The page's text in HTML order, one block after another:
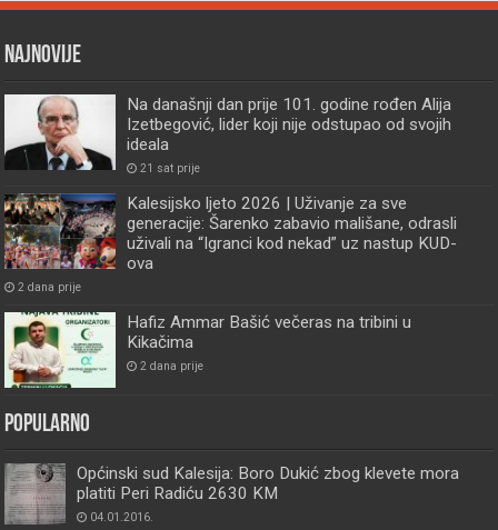
Najnovije
Na današnji dan prije 101. godine rođen Alija
Izetbegović, lider koji nije odstupao od svojih
ideala
21 sat prije
Kalesijsko ljeto 2026 | Uživanje za sve
generacije: Šarenko zabavio mališane, odrasli
uživali na “Igranci kod nekad” uz nastup KUD-
ova
2 dana prije
Hafiz Ammar Bašić večeras na tribini u
Kikačima
2 dana prije
Popularno
Općinski sud Kalesija: Boro Dukić zbog klevete mora
platiti Peri Radiću 2630 KM
04.01.2016.